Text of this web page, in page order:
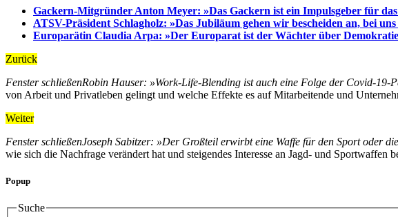
Gackern-Mitgründer Anton Meyer: »Das Gackern ist ein Impulsgeber für
ATSV-Präsident Schlagholz: »Das Jubiläum gehen wir bescheiden an, bei
Europarätin Claudia Arpa: »Der Europarat ist der Wächter über
Zurück
Fenster schließenRobin Hauser: »Work-Life-Blending ist auch eine Folge der Covid-19-
von Arbeit und Privatleben gelingt und welche Effekte es auf Mitarbeitende und
Weiter
Fenster schließenJoseph Sabitzer: »Der Großteil erwirbt eine Waffe für den Sport oder
wie sich die Nachfrage verändert hat und steigendes Interesse an Jagd- und Sportwaffen
Popup
Suche